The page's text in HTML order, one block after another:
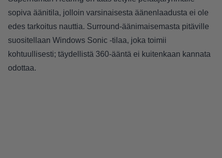
sopiva äänitila, jolloin varsinaisesta äänenlaadusta ei ole
edes tarkoitus nauttia. Surround-äänimaisemasta pitäville
suositellaan Windows Sonic -tilaa, joka toimii
kohtuullisesti; täydellistä 360-ääntä ei kuitenkaan kannata
odottaa.